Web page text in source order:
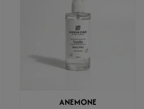
ANEMONE